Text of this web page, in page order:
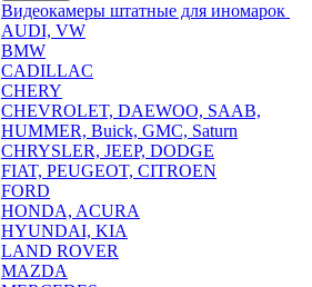
Видеокамеры штатные для иномарок
AUDI, VW
BMW
CADILLAC
CHERY
CHEVROLET, DAEWOO, SAAB,
HUMMER, Buick, GMC, Saturn
CHRYSLER, JEEP, DODGE
FIAT, PEUGEOT, CITROEN
FORD
HONDA, ACURA
HYUNDAI, KIA
LAND ROVER
MAZDA